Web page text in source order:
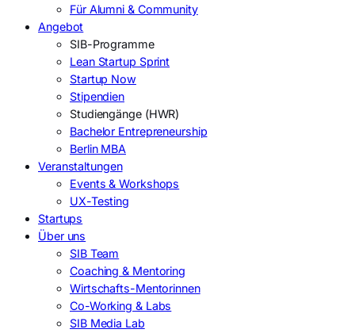
Für Alumni & Community
Angebot
SIB-Programme
Lean Startup Sprint
Startup Now
Stipendien
Studiengänge (HWR)
Bachelor Entrepreneurship
Berlin MBA
Veranstaltungen
Events & Workshops
UX-Testing
Startups
Über uns
SIB Team
Coaching & Mentoring
Wirtschafts-Mentorinnen
Co-Working & Labs
SIB Media Lab